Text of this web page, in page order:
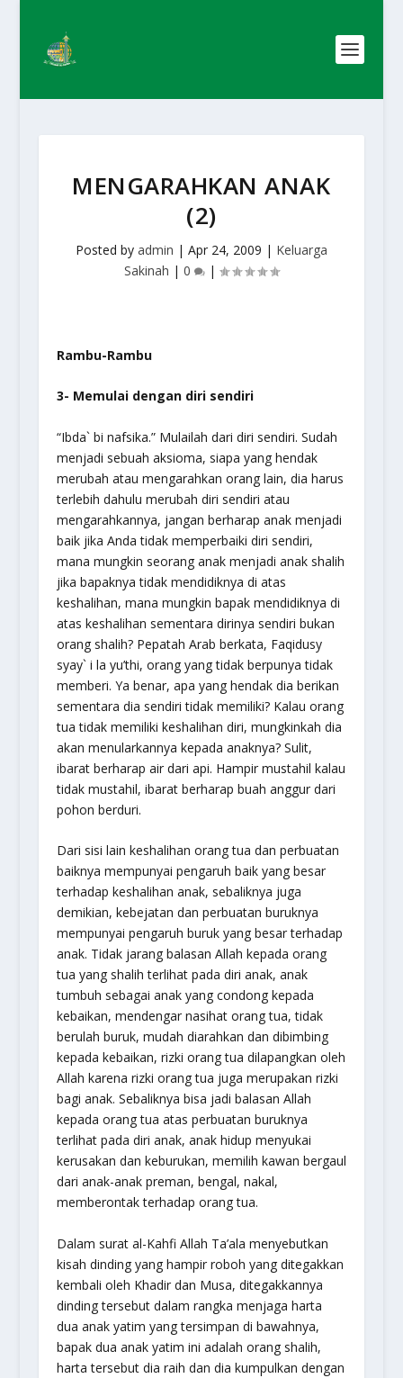
MENGARAHKAN ANAK
(2)
Posted by admin | Apr 24, 2009 | Keluarga
Sakinah | 0 |
Rambu-Rambu
3- Memulai dengan diri sendiri
“Ibda` bi nafsika.” Mulailah dari diri sendiri. Sudah
menjadi sebuah aksioma, siapa yang hendak
merubah atau mengarahkan orang lain, dia harus
terlebih dahulu merubah diri sendiri atau
mengarahkannya, jangan berharap anak menjadi
baik jika Anda tidak memperbaiki diri sendiri,
mana mungkin seorang anak menjadi anak shalih
jika bapaknya tidak mendidiknya di atas
keshalihan, mana mungkin bapak mendidiknya di
atas keshalihan sementara dirinya sendiri bukan
orang shalih? Pepatah Arab berkata, Faqidusy
syay` i la yu’thi, orang yang tidak berpunya tidak
memberi. Ya benar, apa yang hendak dia berikan
sementara dia sendiri tidak memiliki? Kalau orang
tua tidak memiliki keshalihan diri, mungkinkah dia
akan menularkannya kepada anaknya? Sulit,
ibarat berharap air dari api. Hampir mustahil kalau
tidak mustahil, ibarat berharap buah anggur dari
pohon berduri.
Dari sisi lain keshalihan orang tua dan perbuatan
baiknya mempunyai pengaruh baik yang besar
terhadap keshalihan anak, sebaliknya juga
demikian, kebejatan dan perbuatan buruknya
mempunyai pengaruh buruk yang besar terhadap
anak. Tidak jarang balasan Allah kepada orang
tua yang shalih terlihat pada diri anak, anak
tumbuh sebagai anak yang condong kepada
kebaikan, mendengar nasihat orang tua, tidak
berulah buruk, mudah diarahkan dan dibimbing
kepada kebaikan, rizki orang tua dilapangkan oleh
Allah karena rizki orang tua juga merupakan rizki
bagi anak. Sebaliknya bisa jadi balasan Allah
kepada orang tua atas perbuatan buruknya
terlihat pada diri anak, anak hidup menyukai
kerusakan dan keburukan, memilih kawan bergaul
dari anak-anak preman, bengal, nakal,
memberontak terhadap orang tua.
Dalam surat al-Kahfi Allah Ta’ala menyebutkan
kisah dinding yang hampir roboh yang ditegakkan
kembali oleh Khadir dan Musa, ditegakkannya
dinding tersebut dalam rangka menjaga harta
dua anak yatim yang tersimpan di bawahnya,
bapak dua anak yatim ini adalah orang shalih,
harta tersebut dia raih dan dia kumpulkan dengan